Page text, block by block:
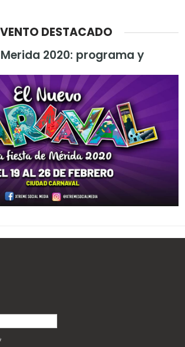
DESTACADO
2020: programa y